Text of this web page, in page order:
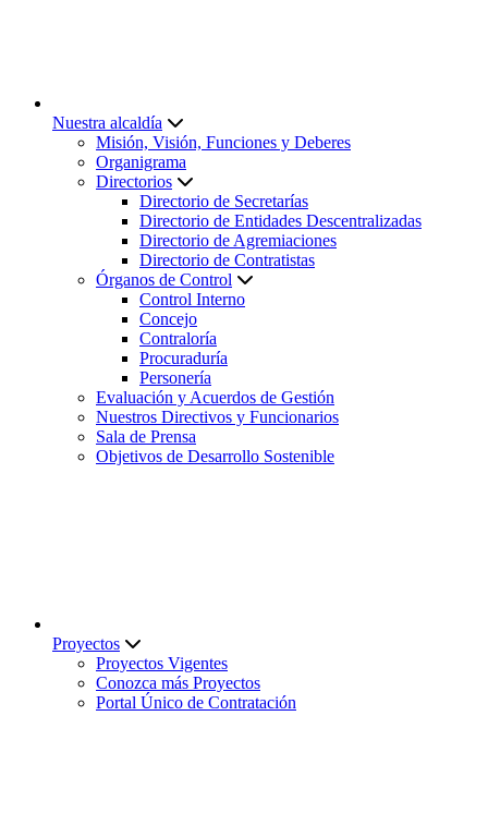
Nuestra alcaldía
Misión, Visión, Funciones y Deberes
Organigrama
Directorios
Directorio de Secretarías
Directorio de Entidades Descentralizadas
Directorio de Agremiaciones
Directorio de Contratistas
Órganos de Control
Control Interno
Concejo
Contraloría
Procuraduría
Personería
Evaluación y Acuerdos de Gestión
Nuestros Directivos y Funcionarios
Sala de Prensa
Objetivos de Desarrollo Sostenible
Proyectos
Proyectos Vigentes
Conozca más Proyectos
Portal Único de Contratación